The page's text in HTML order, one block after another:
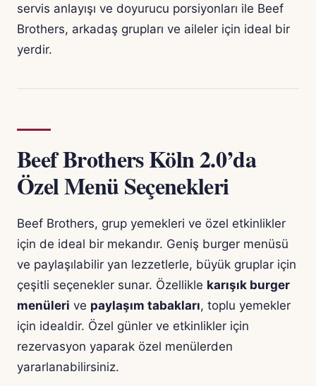
servis anlayışı ve doyurucu porsiyonları ile Beef
Brothers, arkadaş grupları ve aileler için ideal bir
yerdir.
Beef Brothers Köln 2.0’da
Özel Menü Seçenekleri
Beef Brothers, grup yemekleri ve özel etkinlikler
için de ideal bir mekandır. Geniş burger menüsü
ve paylaşılabilir yan lezzetlerle, büyük gruplar için
çeşitli seçenekler sunar. Özellikle karışık burger
menüleri ve paylaşım tabakları, toplu yemekler
için idealdir. Özel günler ve etkinlikler için
rezervasyon yaparak özel menülerden
yararlanabilirsiniz.